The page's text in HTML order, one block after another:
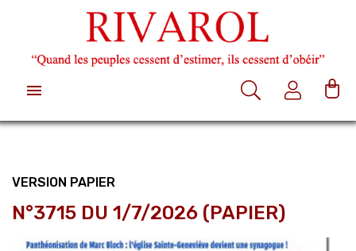

VERSION PAPIER
N°3715 DU 1/7/2026 (PAPIER)